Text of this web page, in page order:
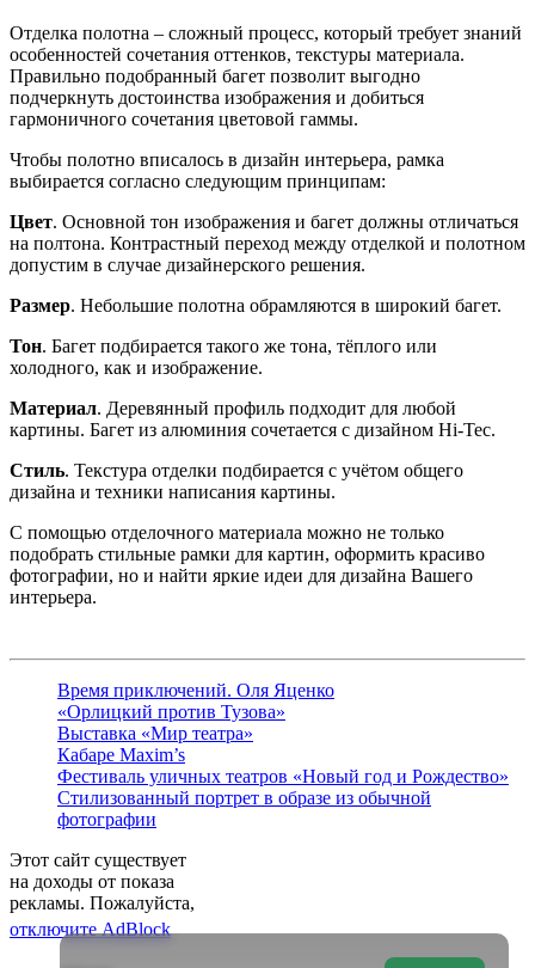
Отделка полотна – сложный процесс, который требует знаний
особенностей сочетания оттенков, текстуры материала.
Правильно подобранный багет позволит выгодно
подчеркнуть достоинства изображения и добиться
гармоничного сочетания цветовой гаммы.
Чтобы полотно вписалось в дизайн интерьера, рамка
выбирается согласно следующим принципам:
Цвет. Основной тон изображения и багет должны отличаться
на полтона. Контрастный переход между отделкой и полотном
допустим в случае дизайнерского решения.
Размер. Небольшие полотна обрамляются в широкий багет.
Тон. Багет подбирается такого же тона, тёплого или
холодного, как и изображение.
Материал. Деревянный профиль подходит для любой
картины. Багет из алюминия сочетается с дизайном Hi-Tec.
Стиль. Текстура отделки подбирается с учётом общего
дизайна и техники написания картины.
С помощью отделочного материала можно не только
подобрать стильные рамки для картин, оформить красиво
фотографии, но и найти яркие идеи для дизайна Вашего
интерьера.
Время приключений. Оля Яценко
«Орлицкий против Тузова»
Выставка «Мир театра»
Кабаре Maxim’s
Фестиваль уличных театров «Новый год и Рождество»
Стилизованный портрет в образе из обычной
фотографии
Этот сайт существует
на доходы от показа
рекламы. Пожалуйста,
отключите AdBlock